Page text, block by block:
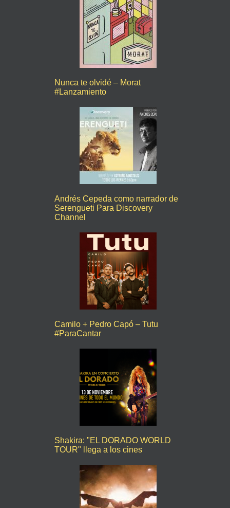
Nunca te olvidé – Morat
#Lanzamiento
Andrés Cepeda como narrador de
Serengueti Para Discovery
Channel
Camilo + Pedro Capó – Tutu
#ParaCantar
Shakira: "EL DORADO WORLD
TOUR" llega a los cines